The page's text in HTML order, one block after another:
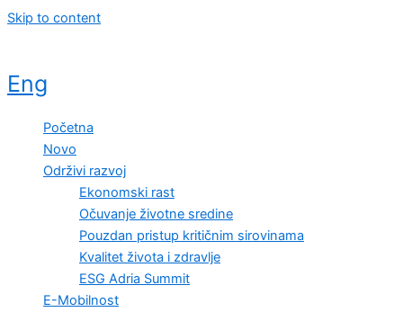
Skip to content
Eng
Početna
Novo
Održivi razvoj
Ekonomski rast
Očuvanje životne sredine
Pouzdan pristup kritičnim sirovinama
Kvalitet života i zdravlje
ESG Adria Summit
E-Mobilnost